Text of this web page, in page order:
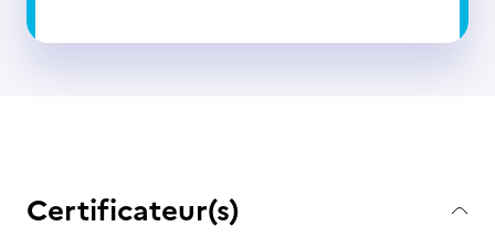
Certificateur(s)